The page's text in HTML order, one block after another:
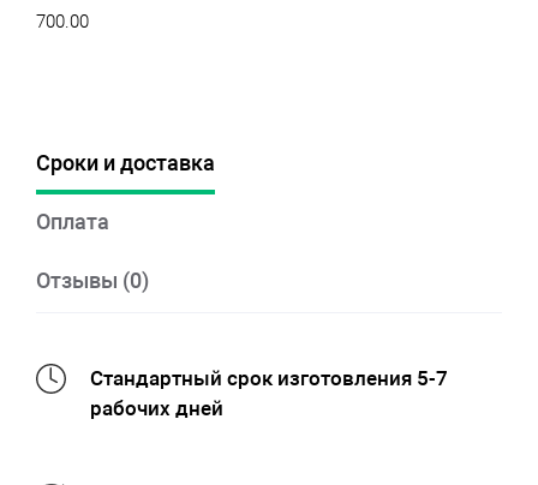
700.00
Сроки и доставка
Оплата
Отзывы (0)
Стандартный срок изготовления 5-7
рабочих дней